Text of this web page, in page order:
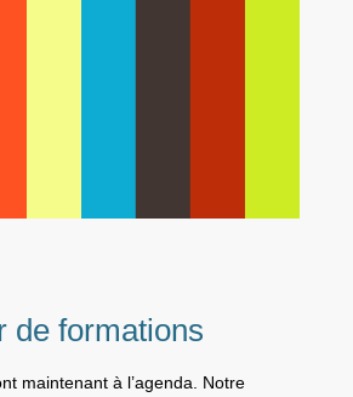
de formations
maintenant à l’agenda. Notre